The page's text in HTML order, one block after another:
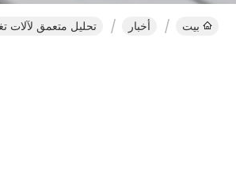
بيت أخبار تحليل متعمق لآلات